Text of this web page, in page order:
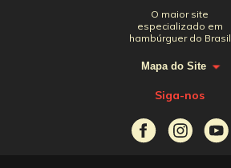
O maior site
especializado em
hambúrguer do Brasil
Mapa do Site
Siga-nos